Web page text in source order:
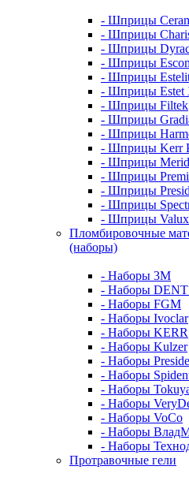
- Шприцы
- Шприцы
- Шприцы
- Шприцы
- Шприцы
- Шприцы Estet
- Шприцы Filtek
- Шприцы
- Шприцы
- Шприцы Kerr
- Шприцы
- Шприцы
- Шприцы
- Шприцы
- Шприцы Valux
Пломбировочные
(наборы)
- Наборы 3М
- Наборы
- Наборы FGM
- Наборы Ivoclar
- Наборы KERR
- Наборы Kulzer
- Наборы
- Наборы
- Наборы
- Наборы
- Наборы VoCo
- Наборы
- Наборы
Протравочные гели